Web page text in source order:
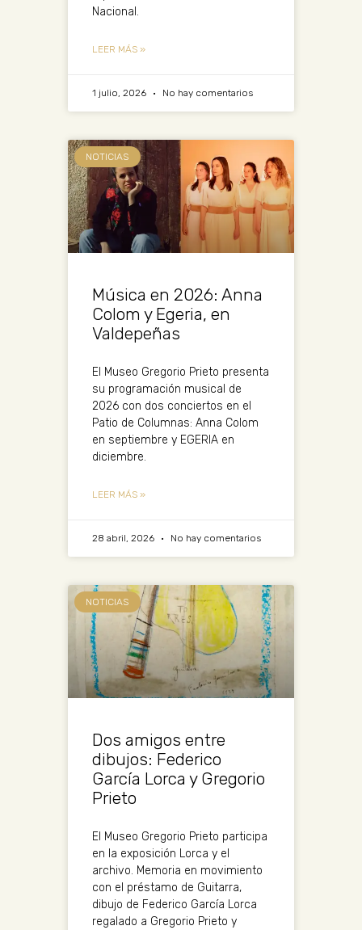
Nacional.
LEER MÁS »
1 julio, 2026 No hay comentarios
NOTICIAS
Música en 2026: Anna
Colom y Egeria, en
Valdepeñas
El Museo Gregorio Prieto presenta
su programación musical de
2026 con dos conciertos en el
Patio de Columnas: Anna Colom
en septiembre y EGERIA en
diciembre.
LEER MÁS »
28 abril, 2026 No hay comentarios
NOTICIAS
Dos amigos entre
dibujos: Federico
García Lorca y Gregorio
Prieto
El Museo Gregorio Prieto participa
en la exposición Lorca y el
archivo. Memoria en movimiento
con el préstamo de Guitarra,
dibujo de Federico García Lorca
regalado a Gregorio Prieto y